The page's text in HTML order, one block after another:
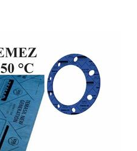
Egyedi gyártás
Hírek
Kapcsolat
ÁSZF